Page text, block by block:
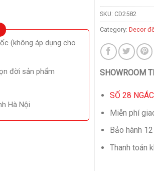
(không áp dụng cho
đời sản phẩm
Hà Nội
SKU: CD2582
Category: Decor
SHOWROOM
SỐ 28
Miễn phí
Bảo hành
Thanh toán